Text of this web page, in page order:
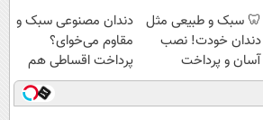
اقساطی😍
🦷 سبک و طبیعی مثل
دندان خودت! نصب
آسان و پرداخت
اقساطی 💳 📍 تهران
دندان مصنوعی سبک و
مقاوم می‌خوای؟
پرداخت اقساطی هم
داریم!😍 | 📍تهران